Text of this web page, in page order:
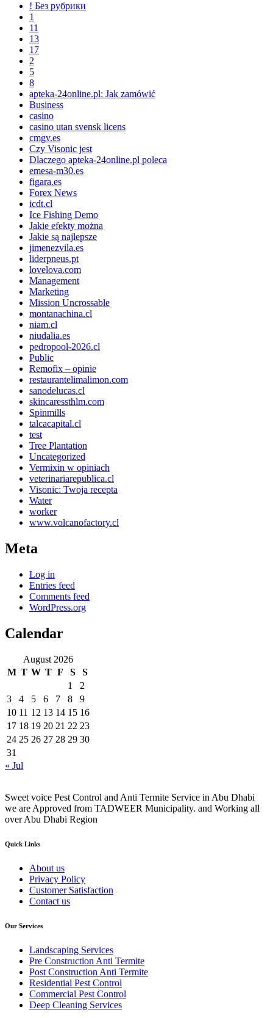
! Без рубрики
1
11
13
17
2
5
8
apteka-24online.pl: Jak zamówić
Business
casino
casino utan svensk licens
cmgv.es
Czy Visonic jest
Dlaczego apteka-24online.pl poleca
emesa-m30.es
figara.es
Forex News
icdt.cl
Ice Fishing Demo
Jakie efekty można
Jakie są najlepsze
jimenezvila.es
liderpneus.pt
lovelova.com
Management
Marketing
Mission Uncrossable
montanachina.cl
niam.cl
niudalia.es
pedropool-2026.cl
Public
Remofix – opinie
restaurantelimalimon.com
sanodelucas.cl
skincaressthlm.com
Spinmills
talcacapital.cl
test
Tree Plantation
Uncategorized
Vermixin w opiniach
veterinariarepublica.cl
Visonic: Twoja recepta
Water
worker
www.volcanofactory.cl
Meta
Log in
Entries feed
Comments feed
WordPress.org
Calendar
August 2026
M T W T F S
S
1
2
3
4 5 6 7 8
9
10 11 12 13 14 15 16
17 18 19 20 21 22 23
24 25 26 27 28 29 30
31
« Jul
Sweet voice Pest Control and Anti Termite Service in Abu Dhabi
we are Approved from TADWEER Municipality. and Working all
over Abu Dhabi Region
Quick Links
About us
Privacy Policy
Customer Satisfaction
Contact us
Our Services
Landscaping Services
Pre Construction Anti Termite
Post Construction Anti Termite
Residential Pest Control
Commercial Pest Control
Deep Cleaning Services